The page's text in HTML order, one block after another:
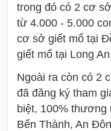
trong đó có 2 cơ
từ 4.000 - 5.000
cơ sở giết mổ tại
giết mổ tại Long
Ngoài ra còn có 2
đã đăng ký tham
biệt, 100% thương
Bến Thành, An